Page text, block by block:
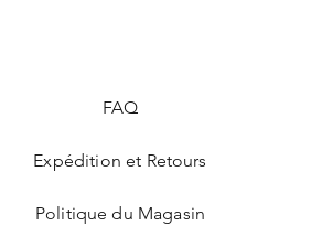
FAQ
Expédition et Retours
Politique du Magasin